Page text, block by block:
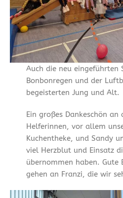
Auch die neu eingeführten
Bonbonregen und der
begeisterten Jung und Alt.
Ein großes Dankeschön
Helferinnen, vor allem
Kuchentheke, und Sandy
viel Herzblut und Einsatz
übernommen haben. Gute
gehen an Franzi, die wir